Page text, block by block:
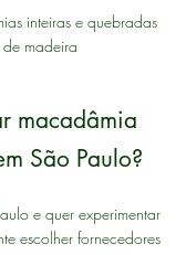
inteiras e quebradas
madeira
macadâmia
São Paulo?
e quer experimentar
escolher fornecedores